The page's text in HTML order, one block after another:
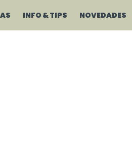
INFO & TIPS NOVEDADES